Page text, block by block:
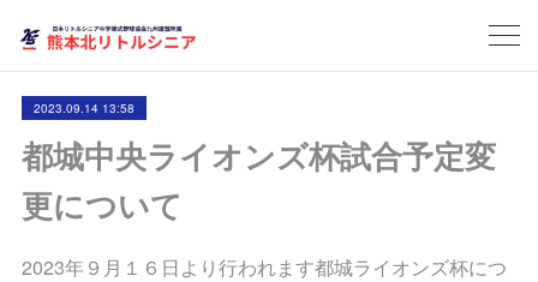
2023.09.14 13:58
都城中央ライオンズ杯試合予定変
更について
2023年９月１６日より行われます都城ライオンズ杯につ